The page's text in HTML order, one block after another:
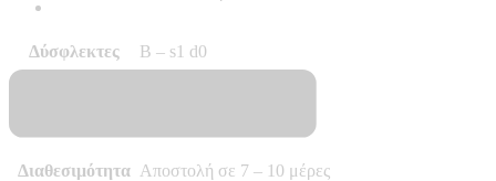
Δύσφλεκτες B – s1 d0
Διαθεσιμότητα Αποστολή σε 7 – 10 μέρες